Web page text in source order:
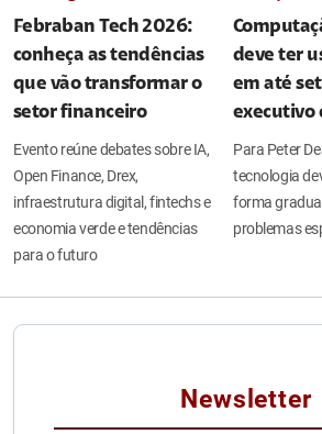
Febraban Tech 2026:
conheça as tendências
que vão transformar o
setor financeiro
Evento reúne debates sobre IA,
Open Finance, Drex,
infraestrutura digital, fintechs e
economia verde e tendências
para o futuro
deve ter
em até
executivo
Para Peter
tecnologia
forma
problemas
Newsletter